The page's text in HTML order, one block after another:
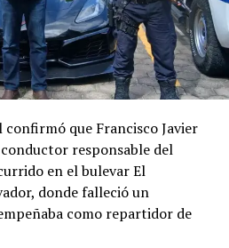
que Francisco Javier
responsable del
en el bulevar El
donde falleció un
como repartidor de